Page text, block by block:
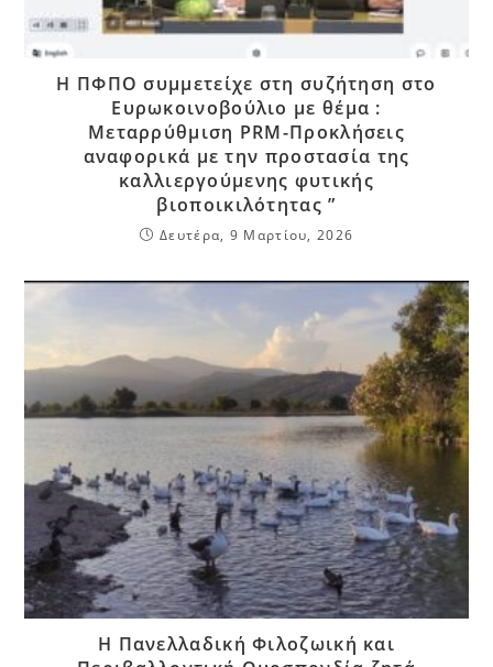
Η ΠΦΠΟ συμμετείχε στη συζήτηση στο
Ευρωκοινοβούλιο με θέμα :
Μεταρρύθμιση PRM-Προκλήσεις
αναφορικά με την προστασία της
καλλιεργούμενης φυτικής
βιοποικιλότητας ”
Δευτέρα, 9 Μαρτίου, 2026
Η Πανελλαδική Φιλοζωική και